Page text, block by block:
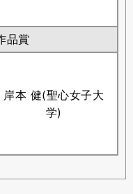
品賞
岸本 健(聖心女子大
学)